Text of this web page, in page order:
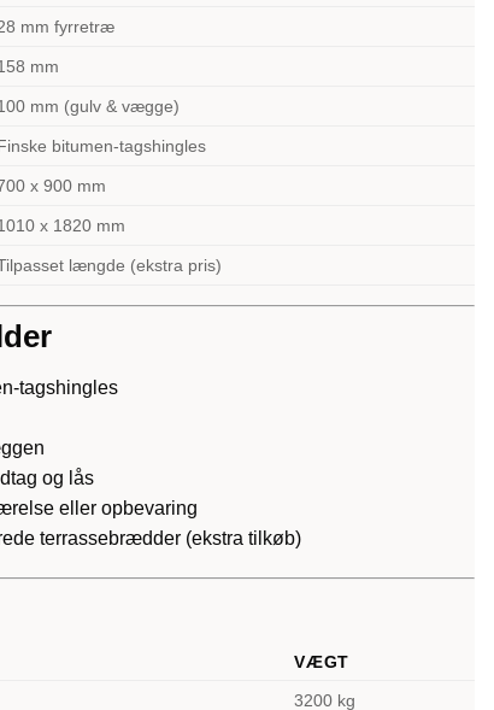
mm fyrretræ
mm
mm (gulv & vægge)
bitumen-tagshingles
x 900 mm
x 1820 mm
længde (ekstra pris)
tagshingles
og lås
eller opbevaring
terrassebrædder (ekstra tilkøb)
VÆGT
3200 kg